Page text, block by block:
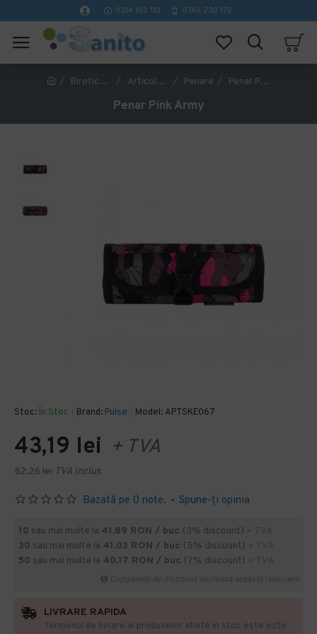
0314 100 110 0740 230 170
Birotica si papetarie Articole si rechizite scolare Penare Penar Pink Army
Penar Pink Army
Stoc: În Stoc Brand: Pulse Model: APTSKE067
Bazată pe 0 note. - Spune-ţi opinia
43,19 lei + TVA
52,26 lei TVA inclus
10 sau mai multe la 41,89 RON / buc (3% discount)
30 sau mai multe la 41,03 RON / buc (5% discount)
50 sau mai multe la 40,17 RON / buc (7% discount)
LIVRARE RAPIDA
Termenul de livrare al produselor aflate in stoc este este